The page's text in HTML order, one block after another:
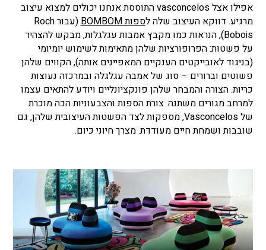
אפילו אצל vasconcelos התוססת אנחנו יכולים למצוא עיצוב
מרגיע. דווקא העיצוב שלה לספות BOMBOM
(עבור Roch
Bobois), הנראות כמו מקבץ אמבות עגלגלות, מבקש להצהיר
על פשטות: הפרופורציות שלהן מתאימות לשימוש יומיומי
(בניגוד לאובייקטים הענקיים המאפיינים אותה), הקווים שלהן
פשוטים וברורים – סוג של אמבה עגלגלה ובמרכזה נעוצות
כריות. הצורה והמבחר שלהן פונקציונליים ויודע להתאים עצמו
למרחב מגורים משתנה. צורת הספות והצבעוניות הכה מוכרת
של Vasconcelos, מספקות לצד הפשטות העיצובית שלהן, גם
שובבות ושמחת חיים מעודדת. מצרך חיוני כיום.